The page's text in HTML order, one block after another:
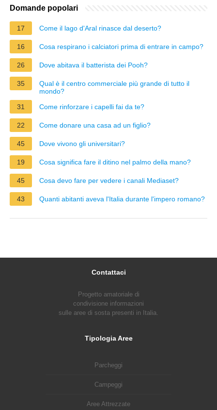
Domande popolari
17 Come il lago d'Aral rinasce dal deserto?
16 Cosa respirano i calciatori prima di entrare in campo?
26 Dove abitava il batterista dei Pooh?
35
Qual è il centro commerciale più grande di tutto il
mondo?
31
Come rinforzare i capelli fai da te?
22 Come donare una casa ad un figlio?
45 Dove vivono gli universitari?
19 Cosa significa fare il ditino nel palmo della mano?
45 Cosa devo fare per vedere i canali Mediaset?
43 Quanti abitanti aveva l'Italia durante l'impero romano?
Contattaci
Progetto amatoriale di
condivisione informazioni
sulle aree di sosta presenti in Italia.
Tipologia Aree
Parcheggi
Campeggi
Aree Attrezzate